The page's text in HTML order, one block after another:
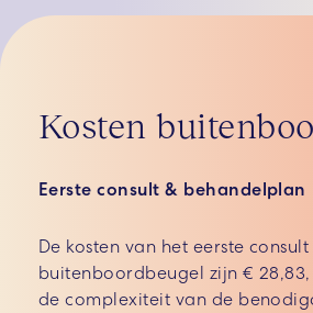
Kosten
Eerste consult & behandelplan
De kosten van het eerste
buitenboordbeugel zijn €
de complexiteit van de